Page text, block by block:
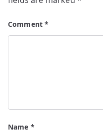
Comment*
Name *